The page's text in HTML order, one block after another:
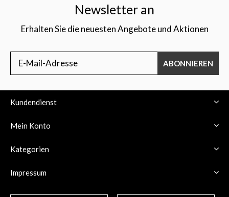
Newsletter an
Erhalten Sie die neuesten Angebote und Aktionen
ABONNIEREN
Kundendienst
Mein Konto
Kategorien
Impressum